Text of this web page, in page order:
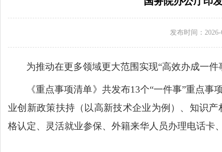
发布时间：2026-
为推动在更多领域更大范围实现“高效办成一
《重点事项清单》共发布13个“一件事”重点
业创新政策扶持（以高新技术企业为例）、知识
格认定、灵活就业参保、外籍来华人员办理电话卡